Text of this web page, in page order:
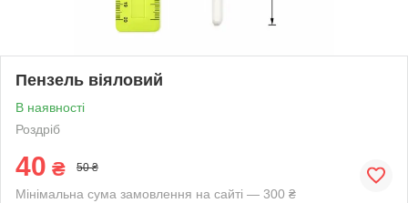
Пензель віяловий
В наявності
Роздріб
40 ₴ 50 ₴
Мінімальна сума замовлення на сайті — 300 ₴